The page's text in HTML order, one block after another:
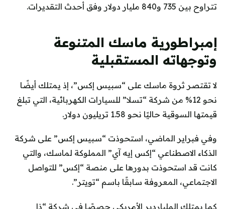
تتراوح بين 735 و840 مليار دولار وفق أحدث التقديرات.
إمبراطورية ماسك المتنوعة
وتوجهاته المستقبلية
لا تقتصر ثروة ماسك على “سبيس إكس”، إذ يمتلك أيضًا
نحو 12% من شركة “تسلا” للسيارات الكهربائية، التي تبلغ
قيمتها السوقية حاليًا نحو 1.58 تريليون دولار.
وفي فبراير الماضي، استحوذت “سبيس إكس” على شركة
الذكاء الاصطناعي “إكس إيه آي” المملوكة لماسك، والتي
كانت قد استحوذت بدورها على منصة “إكس” للتواصل
الاجتماعي، المعروفة سابقًا باسم “تويتر”.
كما يمتلك الملياردير الأمريكي حصصًا في شركة “ذا